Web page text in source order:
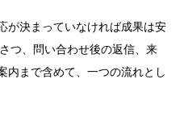
が決まっていなければ成果は安
つ、問い合わせ後の返信、来
内まで含めて、一つの流れとし